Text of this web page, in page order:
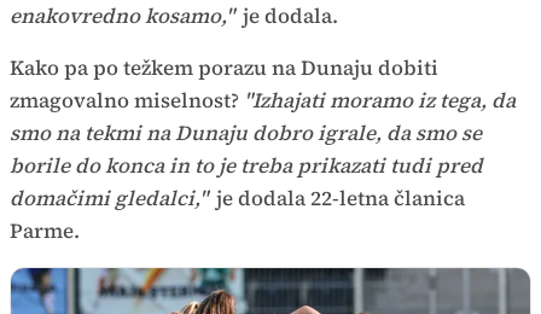
enakovredno kosamo," je dodala.
Kako pa po težkem porazu na Dunaju dobiti
zmagovalno miselnost? "Izhajati moramo iz tega, da
smo na tekmi na Dunaju dobro igrale, da smo se
borile do konca in to je treba prikazati tudi pred
domačimi gledalci," je dodala 22-letna članica
Parme.